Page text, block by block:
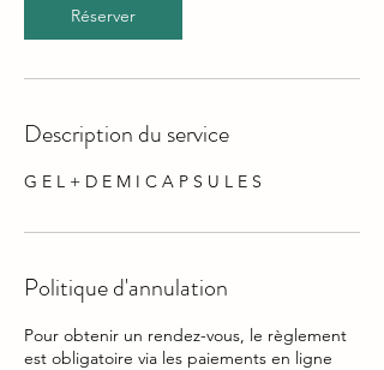
Réserver
Description du service
G E L + D E M I C A P S U L E S
Politique d'annulation
Pour obtenir un rendez-vous, le règlement
est obligatoire via les paiements en ligne